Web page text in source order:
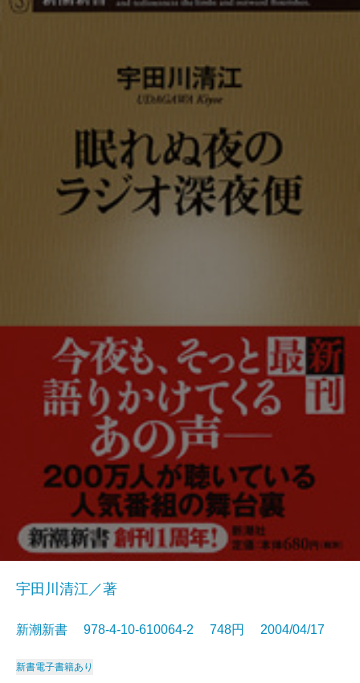
宇田川清江／著
新潮新書 978-4-10-610064-2 748円 2004/04/17
新書電子書籍あり